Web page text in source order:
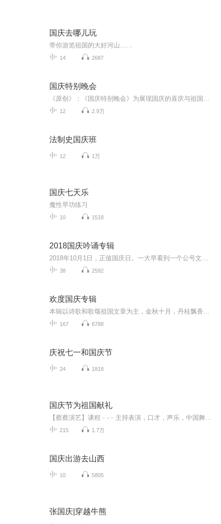
国庆去哪儿玩
带你游览祖国的大好河山……
14 2687
国庆特别晚会
12 2.9万
法制史国庆班
12 1万
国庆七天乐
魔性早功练习
10 1518
2018国庆吟诵专辑
38 2592
欢度国庆专辑
167 6788
庆祝七一和国庆节
24 1818
国庆节为祖国献礼
215 1.7万
国庆出游去山西
10 5805
张国庆|穿越牛熊